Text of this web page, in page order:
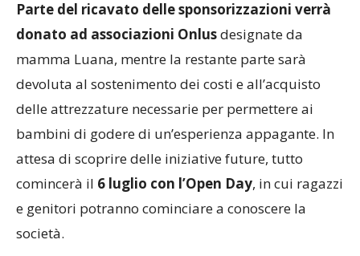
Parte del ricavato delle sponsorizzazioni verrà
donato ad associazioni Onlusdesignate da
mamma Luana, mentre la restante parte sarà
devoluta al sostenimento dei costi e all’acquisto
delle attrezzature necessarie per permettere ai
bambini di godere di un’esperienza appagante. In
attesa di scoprire delle iniziative future, tutto
comincerà il 6 luglio con l’Open Day, in cui ragazzi
e genitori potranno cominciare a conoscere la
società.